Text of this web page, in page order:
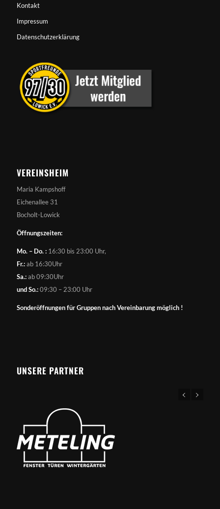
Kontakt
Impressum
Datenschutzerklärung
VEREINSHEIM
Maria Kampshoff
Eichenallee 31
Bocholt-Lowick
Öffnungszeiten:
Mo. – Do. :16:30 bis 23:00 Uhr,
Fr.:ab 16:30Uhr
Sa.:ab 09:30Uhr
und So.:09:30 – 23:00 Uhr
Sonderöffnungen für Gruppen nach Vereinbarung möglich !
UNSERE PARTNER